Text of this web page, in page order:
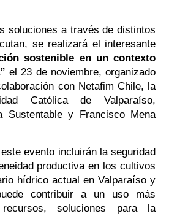
soluciones a través de distintos
se realizará el interesante
sostenible en un contexto
el 23 de noviembre, organizado
con Netafim Chile, la
Católica de Valparaíso,
Sustentable y Francisco Mena
evento incluirán la seguridad
productiva en los cultivos
hídrico actual en Valparaíso y
contribuir a un uso más
soluciones para la